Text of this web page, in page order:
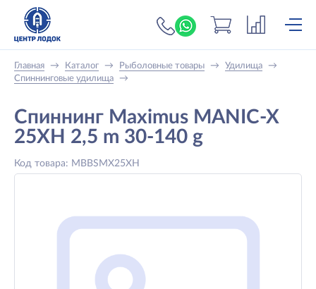
+7 (919) 698-56-
Главная → Каталог → Рыболовные товары → Удилища
→
Спиннинговые удилища
→
Спиннинг Maximus MANIC-X
25XH 2,5 m 30-140 g
Код товара: MBBSMX25XH